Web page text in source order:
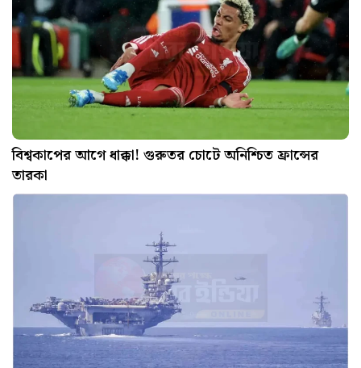
বিশ্বকাপের আগে ধাক্কা! গুরুতর চোটে অনিশ্চিত ফ্রান্সের
তারকা